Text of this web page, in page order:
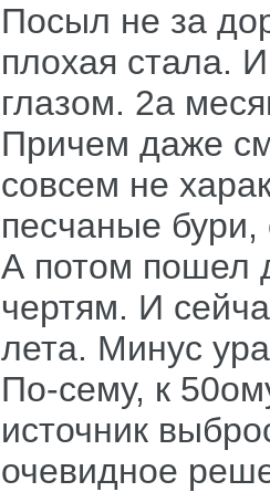
Посыл не за
плохая стала.
глазом. 2а
Причем даже
совсем не
песчаные
А потом пошел
чертям. И
лета. Минус
По-сему, к
источник
очевидное